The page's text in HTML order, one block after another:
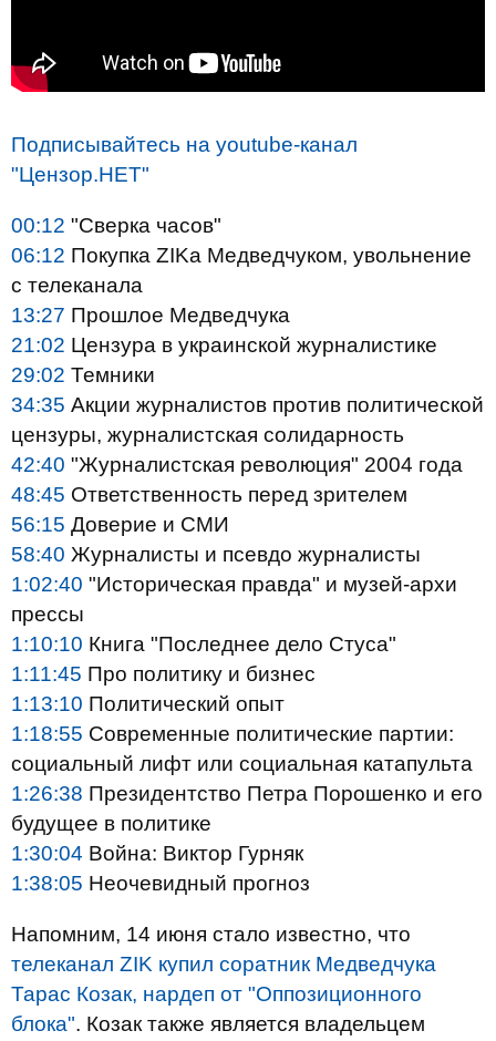
Подписывайтесь на youtube-канал
"Цензор.НЕТ"
00:12 "Сверка часов"
06:12 Покупка ZIKа Медведчуком, увольнение
с телеканала
13:27 Прошлое Медведчука
21:02 Цензура в украинской журналистике
29:02 Темники
34:35 Акции журналистов против политической
цензуры, журналистская солидарность
42:40 "Журналистская революция" 2004 года
48:45 Ответственность перед зрителем
56:15 Доверие и СМИ
58:40 Журналисты и псевдо журналисты
1:02:40 "Историческая правда" и музей-архи
прессы
1:10:10 Книга "Последнее дело Стуса"
1:11:45 Про политику и бизнес
1:13:10 Политический опыт
1:18:55 Современные политические партии:
социальный лифт или социальная катапульта
1:26:38 Президентство Петра Порошенко и его
будущее в политике
1:30:04 Война: Виктор Гурняк
1:38:05 Неочевидный прогноз
Напомним, 14 июня стало известно, что
телеканал ZIK купил соратник Медведчука
Тарас Козак, нардеп от "Оппозиционного
блока". Козак также является владельцем